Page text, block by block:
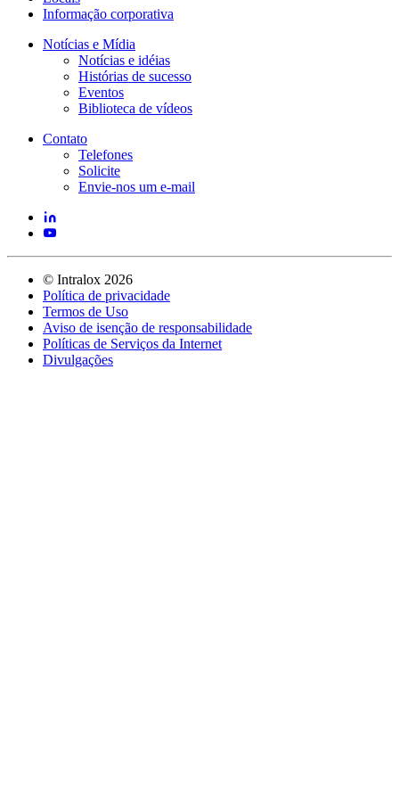
Informação corporativa
Notícias e Mídia
Notícias e idéias
Histórias de sucesso
Eventos
Biblioteca de vídeos
Contato
Telefones
Solicite
Envie-nos um e-mail
© Intralox 2026
Política de privacidade
Termos de Uso
Aviso de isenção de responsabilidade
Políticas de Serviços da Internet
Divulgações